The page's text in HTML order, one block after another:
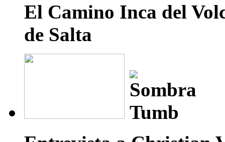
El Camino Inca del
de Salta